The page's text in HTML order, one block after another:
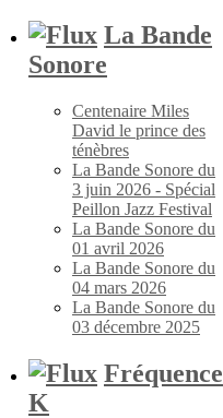
La Bande
Sonore
Centenaire Miles
David le prince des
ténèbres
La Bande Sonore du
3 juin 2026 - Spécial
Peillon Jazz Festival
La Bande Sonore du
01 avril 2026
La Bande Sonore du
04 mars 2026
La Bande Sonore du
03 décembre 2025
Fréquence
K